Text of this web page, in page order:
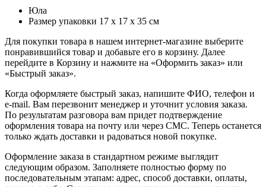
Юла
Размер упаковки 17 х 17 х 35 см
Для покупки товара в нашем интернет-магазине выберите
понравившийся товар и добавьте его в корзину. Далее
перейдите в Корзину и нажмите на «Оформить заказ» или
«Быстрый заказ».
Когда оформляете быстрый заказ, напишите ФИО, телефон и
e-mail. Вам перезвонит менеджер и уточнит условия заказа.
По результатам разговора вам придет подтверждение
оформления товара на почту или через СМС. Теперь останется
только ждать доставки и радоваться новой покупке.
Оформление заказа в стандартном режиме выглядит
следующим образом. Заполняете полностью форму по
последовательным этапам: адрес, способ доставки, оплаты,